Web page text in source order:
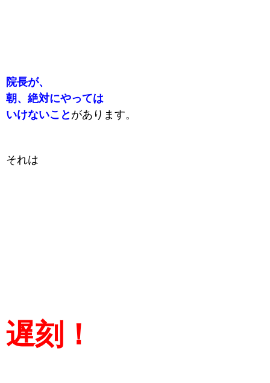
院長が、
朝、 絶対にやっては
いけないこと があります。
それは
遅刻！